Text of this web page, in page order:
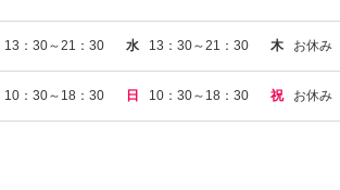
13：30～21：30 水 13：30～21：30 木 お休み
10：30～18：30 日 10：30～18：30 祝 お休み